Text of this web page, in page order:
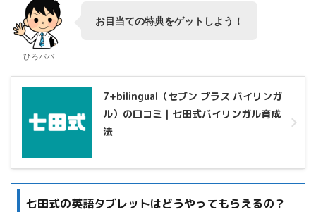
ひろパパ
お目当ての特典をゲットしよう！
7+bilingual（セブン プラス バイリンガ
ル）の口コミ｜七田式バイリンガル育成
法
七田式の英語タブレットはどうやってもらえるの？